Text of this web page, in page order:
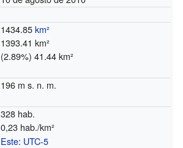
1434.85km²
1393.41 km²
(2.89%) 41.44 km²
196 m s. n. m.
328 hab.
0,23 hab./km²
Este: UTC-5